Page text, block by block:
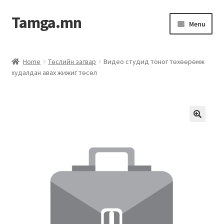
Tamga.mn Menu
ХАБЭА-н багц
Компанийн удирдлагын бичиг баримт
Home Төслийн загвар
Видео студид тоног төхөөрөмж
худалдан авах жижиг төсөл